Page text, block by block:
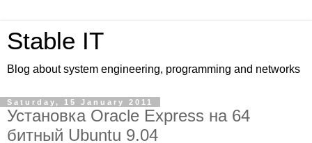
Stable IT
Blog about system engineering, programming and networks
Saturday, 15 January 2011
Установка Oracle Express на 64
битный Ubuntu 9.04